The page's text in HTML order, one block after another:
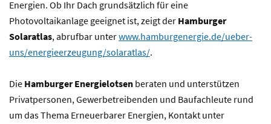
Energien. Ob Ihr Dach grundsätzlich für eine
Photovoltaikanlage geeignet ist, zeigt der Hamburger
Solaratlas, abrufbar unterwww.hamburgenergie.de/ueber-
uns/energieerzeugung/solaratlas/.
Die Hamburger Energielotsen beraten und unterstützen
Privatpersonen, Gewerbetreibenden und Baufachleute rund
um das Thema Erneuerbarer Energien, Kontakt unter